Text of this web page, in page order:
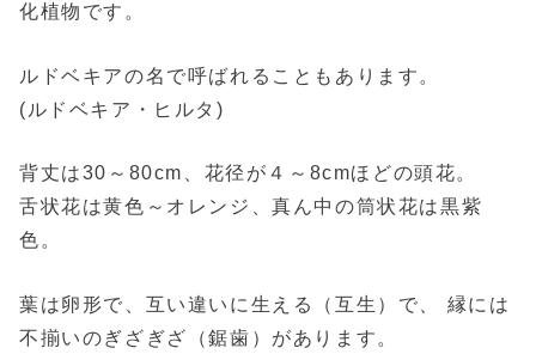
化植物です。
ルドベキアの名で呼ばれることもあります。
(ルドベキア・ヒルタ)
背丈は30～80cm、花径が４～8cmほどの頭花。
舌状花は黄色～オレンジ、真ん中の筒状花は黒紫
色。
葉は卵形で、互い違いに生える（互生）で、 縁には
不揃いのぎざぎざ（鋸歯）があります。